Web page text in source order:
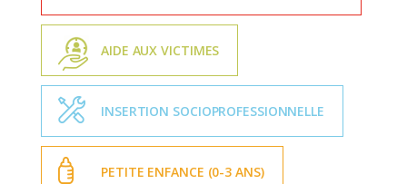
AIDE AUX VICTIMES
INSERTION SOCIOPROFESSIONNELLE
PETITE ENFANCE (0-3 ANS)